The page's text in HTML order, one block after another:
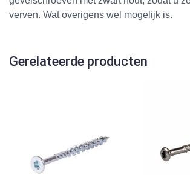
verven. Wat overigens wel mogelijk is.
Gerelateerde producten